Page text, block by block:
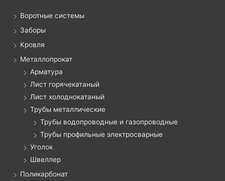
Воротные системы
Заборы
Кровля
Металлопрокат
Арматура
Лист горячекатаный
Лист холоднокатаный
Трубы металлические
Трубы водопроводные и газопроводные
Трубы профильные электросварные
Уголок
Швеллер
Поликарбонат